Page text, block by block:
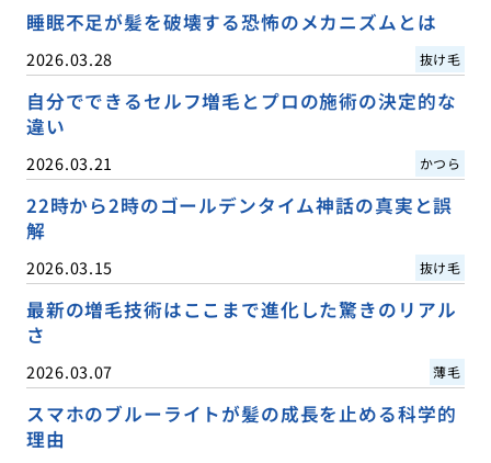
睡眠不足が髪を破壊する恐怖のメカニズムとは
2026.03.28 抜け毛
自分でできるセルフ増毛とプロの施術の決定的な
違い
2026.03.21 かつら
22時から2時のゴールデンタイム神話の真実と誤
解
2026.03.15 抜け毛
最新の増毛技術はここまで進化した驚きのリアル
さ
2026.03.07 薄毛
スマホのブルーライトが髪の成長を止める科学的
理由